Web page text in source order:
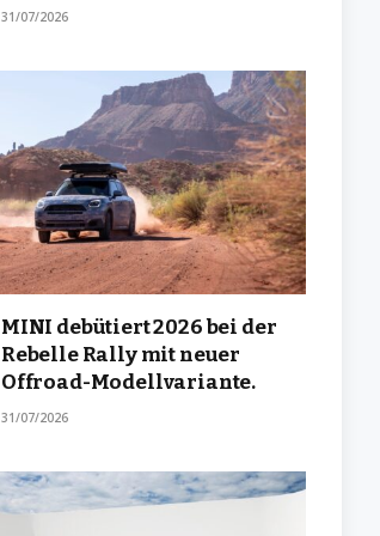
31/07/2026
MINI debütiert 2026 bei der
Rebelle Rally mit neuer
Offroad-Modellvariante.
31/07/2026